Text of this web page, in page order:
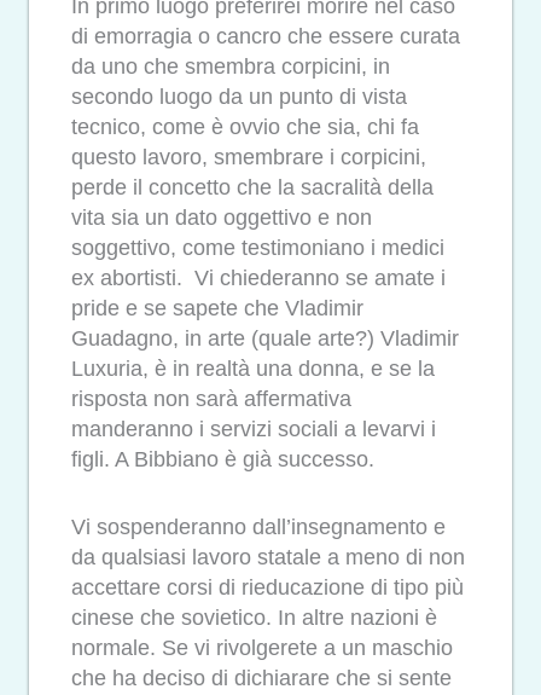
In primo luogo preferirei morire nel caso
di emorragia o cancro che essere curata
da uno che smembra corpicini, in
secondo luogo da un punto di vista
tecnico, come è ovvio che sia, chi fa
questo lavoro, smembrare i corpicini,
perde il concetto che la sacralità della
vita sia un dato oggettivo e non
soggettivo, come testimoniano i medici
ex abortisti. Vi chiederanno se amate i
pride e se sapete che Vladimir
Guadagno, in arte (quale arte?) Vladimir
Luxuria, è in realtà una donna, e se la
risposta non sarà affermativa
manderanno i servizi sociali a levarvi i
figli. A Bibbiano è già successo.
Vi sospenderanno dall’insegnamento e
da qualsiasi lavoro statale a meno di non
accettare corsi di rieducazione di tipo più
cinese che sovietico. In altre nazioni è
normale. Se vi rivolgerete a un maschio
che ha deciso di dichiarare che si sente